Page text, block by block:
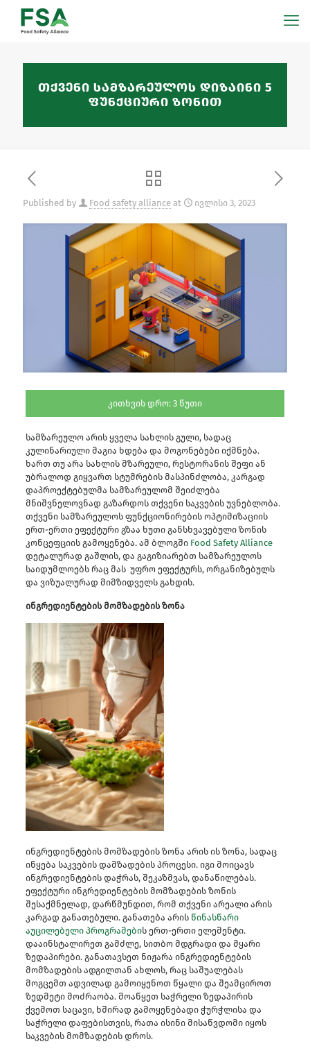
თქვენი სამზარეულოს დიზაინი 5
ფუნქციური ზონით
Published by Food safety alliance at ივლისი 3, 2023
კითხვის დრო: 3 წუთი
სამზარეულო არის ყველა სახლის გული, სადაც
კულინარიული მაგია ხდება და მოგონებები იქმნება.
ხართ თუ არა სახლის მზარეული, რესტორანის შეფი ან
უბრალოდ გიყვართ სტუმრების მასპინძლობა, კარგად
დაპროექტებულმა სამზარეულომ შეიძლება
მნიშვნელოვნად გაზარდოს თქვენი საკვების უვნებლობა.
თქვენი სამზარეულოს ფუნქციონირების ოპტიმიზაციის
ერთ-ერთი ეფექტური გზაა ხუთი განსხვავებული ზონის
კონცეფციის გამოყენება. ამ ბლოგში Food Safety Alliance
დეტალურად გაშლის, და გაგიზიარებთ სამზარეულოს
საიდუმლოებს რაც მას უფრო ეფექტურს, ორგანიზებულს
და ვიზუალურად მიმზიდველს გახდის.
ინგრედიენტების მომზადების ზონა
ინგრედიენტების მომზადების ზონა არის ის ზონა, სადაც
იწყება საკვების დამზადების პროცესი. იგი მოიცავს
ინგრედიენტების დაჭრას, შეკაზმვას, დანაწილებას.
ეფექტური ინგრედიენტების მომზადების ზონის
შესაქმნელად, დარწმუნდით, რომ თქვენი არეალი არის
კარგად განათებული. განათება არის წინასწარი
აუცილებელი პროგრამების ერთ-ერთი ელემენტი.
დააინსტალირეთ გამძლე, სითბო მდგრადი და მყარი
ზედაპირები. განათავსეთ ნიჟარა ინგრედიენტების
მომზადების ადგილთან ახლოს, რაც საშუალებას
მოგცემთ ადვილად გამოიყენოთ წყალი და შეამციროთ
ზედმეტი მოძრაობა. მოაწყეთ საჭრელი ზედაპირის
ქვემოთ საცავი, ხშირად გამოყენებადი ჭურჭლისა და
საჭრელი დაფებისთვის, რათა ისინი მისაწვდომი იყოს
საკვების მომზადების დროს.